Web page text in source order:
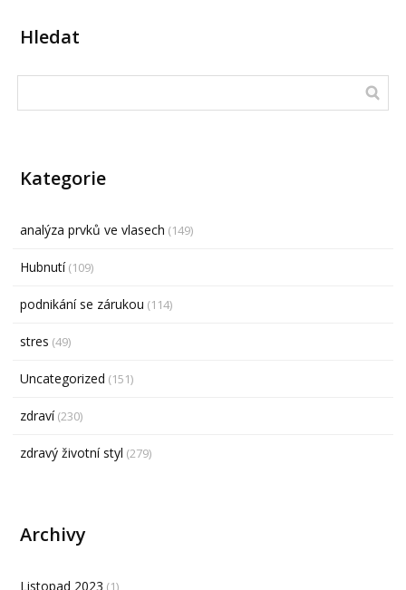
Hledat
Kategorie
analýza prvků ve vlasech (149)
Hubnutí(109)
podnikání se zárukou (114)
stres (49)
Uncategorized (151)
zdraví(230)
zdravý životní styl (279)
Archivy
Listopad 2023 (1)